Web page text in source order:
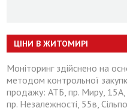
ЦІНИ В ЖИТОМИРІ
Моніторинг здійснено на
методом контрольної
продажу: АТБ, пр. Миру, 15А,
пр. Незалежності, 55в,